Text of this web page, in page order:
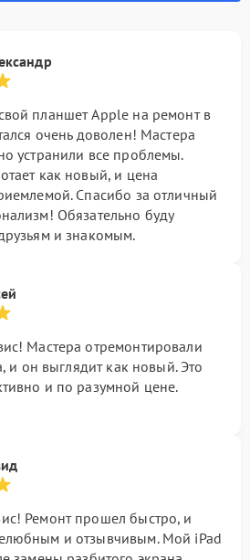
планшет Apple на ремонт в
очень доволен! Мастера
устранили все проблемы.
как новый, и цена
Спасибо за отличный
Обязательно буду
и знакомым.
Мастера отремонтировали
и он выглядит как новый. Это
и по разумной цене.
Ремонт прошел быстро, и
и отзывчивым. Мой iPad